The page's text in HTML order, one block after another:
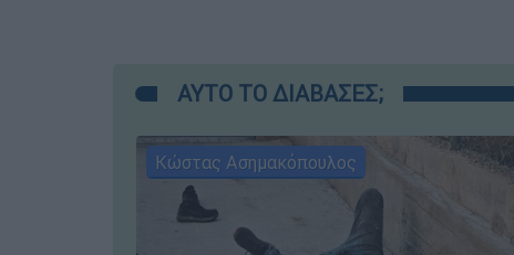
ΑΥΤΟ ΤΟ ΔΙΑΒΑΣΕΣ;
Κώστας Ασημακόπουλος